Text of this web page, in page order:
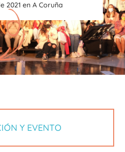
2021 en A Coruña
Y EVENTO